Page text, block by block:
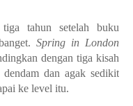
tahun setelah buku
Spring in London
dengan tiga kisah
dan agak sedikit
ke level itu.